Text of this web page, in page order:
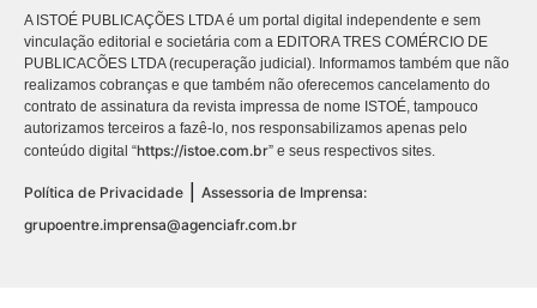
A ISTOÉ PUBLICAÇÕES LTDA é um portal digital independente e sem
vinculação editorial e societária com a EDITORA TRES COMÉRCIO DE
PUBLICACÕES LTDA (recuperação judicial). Informamos também que não
realizamos cobranças e que também não oferecemos cancelamento do
contrato de assinatura da revista impressa de nome ISTOÉ, tampouco
autorizamos terceiros a fazê-lo, nos responsabilizamos apenas pelo
conteúdo digital “https://istoe.com.br” e seus respectivos sites.
Política de Privacidade
Assessoria de Imprensa:
grupoentre.imprensa@agenciafr.com.br